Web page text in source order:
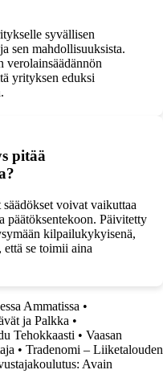
syvällisen
sen mahdollisuuksista.
verolainsäädännön
yrityksen eduksi
pitää
voivat vaikuttaa
päätöksentekoon. Päivitetty
kilpailukykyisenä,
että se toimii aina
Ammatissa •
ja Palkka •
Tehokkaasti • Vaasan
• Tradenomi – Liiketalouden
Avain